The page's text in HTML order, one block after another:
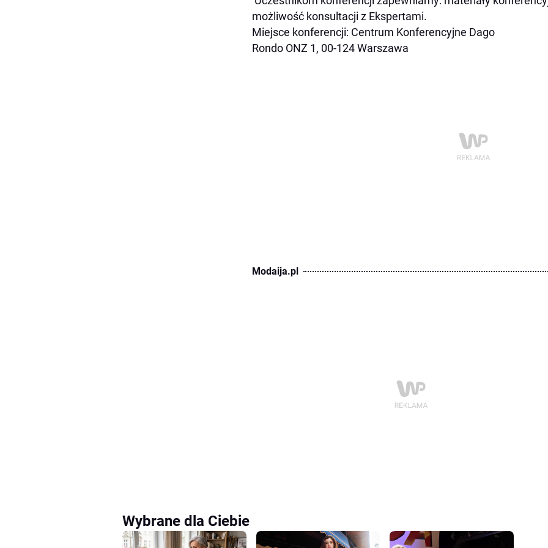
możliwość konsultacji z Ekspertami.
Miejsce konferencji: Centrum Konferencyjne Dago
Rondo ONZ 1, 00-124 Warszawa
Modaija.pl
Wybrane dla Ciebie